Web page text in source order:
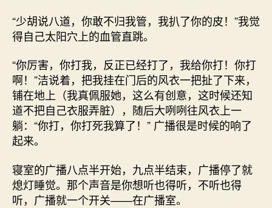
“少胡说八道，你敢不归我管，我扒了你的皮！”我觉
得自己太阳穴上的血管直跳。
“你厉害，你打我，反正已经打了，我给你打！你打
啊！”洁说着，把我挂在门后的风衣一把扯了下来，
铺在地上（我真佩服她，这么有创意，这时候还知
道不把自己衣服弄脏），随后大咧咧往风衣上一
躺：“你打，你打死我算了！” 广播很是时候的响了
起来。
寝室的广播八点半开始，九点半结束，广播停了就
熄灯睡觉。那个声音是你想听也得听，不听也得
听，广播就一个开关——在广播室。